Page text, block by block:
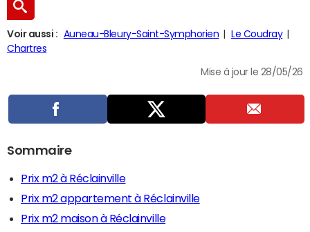
Voir aussi : Auneau-Bleury-Saint-Symphorien
Le Coudray
Chartres
Mise à jour le 28/05/26
Sommaire
Prix m2 à Réclainville
Prix m2 appartement à Réclainville
Prix m2 maison à Réclainville